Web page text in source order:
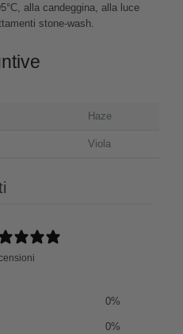
alla candeggina, alla luce
stone-wash.
Haze
Viola
0%
0%